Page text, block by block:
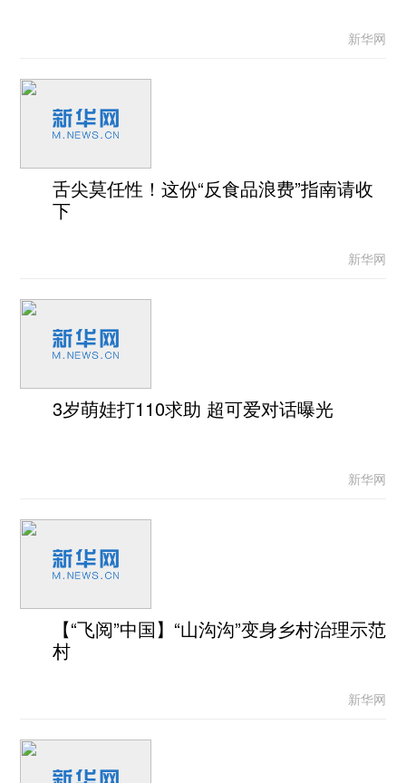
新华网
舌尖莫任性！这份“反食品浪费”指南请收
下
新华网
3岁萌娃打110求助 超可爱对话曝光
新华网
【“飞阅”中国】“山沟沟”变身乡村治理示范
村
新华网